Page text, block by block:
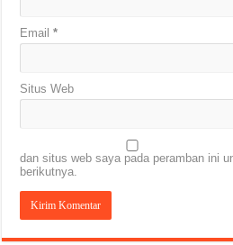
Email*
Situs Web
dan situs web saya pada peramban ini
berikutnya.